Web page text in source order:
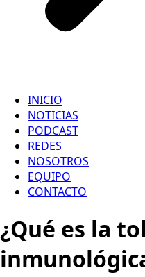
INICIO
NOTICIAS
PODCAST
REDES
NOSOTROS
EQUIPO
CONTACTO
¿Qué es la